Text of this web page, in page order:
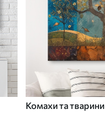
Комахи та тварини